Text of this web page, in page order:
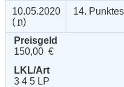
10.05.2020
( n)
14.
Preisgeld
150,00 €
LKL/Art
3 4 5 LP